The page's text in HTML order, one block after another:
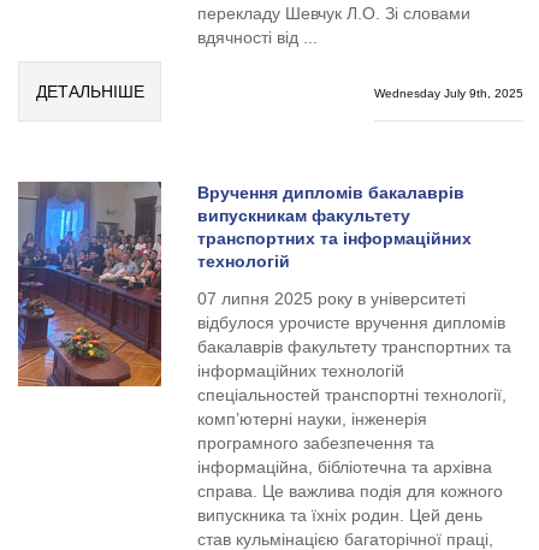
перекладу Шевчук Л.О. Зі словами
вдячності від ...
ДЕТАЛЬНІШЕ Wednesday July 9th, 2025
Вручення дипломів бакалаврів
випускникам факультету
транспортних та інформаційних
технологій
07 липня 2025 року в університеті
відбулося урочисте вручення дипломів
бакалаврів факультету транспортних та
інформаційних технологій
спеціальностей транспортні технології,
комп’ютерні науки, інженерія
програмного забезпечення та
інформаційна, бібліотечна та архівна
справа. Це важлива подія для кожного
випускника та їхніх родин. Цей день
став кульмінацією багаторічної праці,